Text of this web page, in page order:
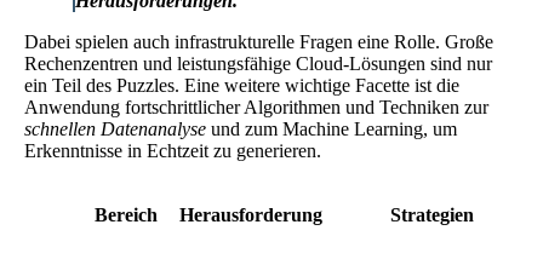
Dabei spielen auch infrastrukturelle Fragen eine Rolle. Große
Rechenzentren und leistungsfähige Cloud-Lösungen sind nur
ein Teil des Puzzles. Eine weitere wichtige Facette ist die
Anwendung fortschrittlicher Algorithmen und Techniken zur
schnellen Datenanalyse und zum Machine Learning, um
Erkenntnisse in Echtzeit zu generieren.
Bereich Herausforderung Strategien